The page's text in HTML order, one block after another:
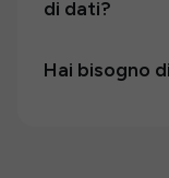
di dati?
Hai bisogno